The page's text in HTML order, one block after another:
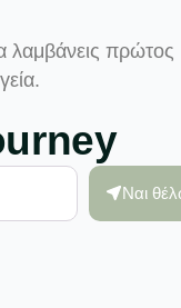
λαμβάνεις πρώτος
Ναι